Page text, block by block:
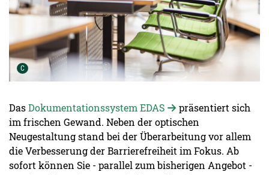
C Urheber der Grafik:
DasDokumentationssystem EDAS
präsentiert sich
im frischen Gewand. Neben der optischen
Neugestaltung stand bei der Überarbeitung vor allem
die Verbesserung der Barrierefreiheit im Fokus. Ab
sofort können Sie - parallel zum bisherigen Angebot -